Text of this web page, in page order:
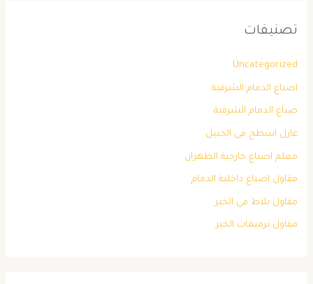
تصنيفات
Uncategorized
اصباغ الدمام الشرقية
صباغ الدمام الشرقية
عازل اسطح في الجبيل
معلم اصباغ خارجية الظهران
مقاول اصباغ داخلية الدمام
مقاول بلاط في الخبر
مقاول ترميمات الخبر